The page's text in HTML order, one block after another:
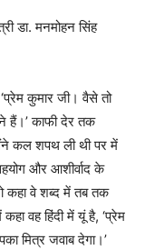
डा. मनमोहन सिंह
कुमार जी। वैसे तो
हैं।’ काफी देर तक
मैंने कल शपथ ली थी पर में
और आशीर्वाद के
कहा वे शब्द में तब तक
वह हिंदी में यूं है, ‘प्रेम
मित्र जवाब देगा।’